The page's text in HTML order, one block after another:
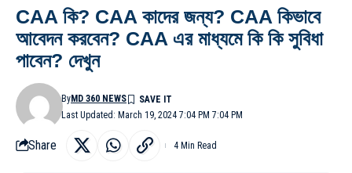
CAA কি? CAA কাদের জন্য? CAA কিভাবে
আবেদন করবেন? CAA এর মাধ্যমে কি কি সুবিধা
পাবেন? দেখুন
Last Updated: March 19, 2024 7:04 PM 7:04 PM
ByMD 360 NEWS
Share 4 Min Read